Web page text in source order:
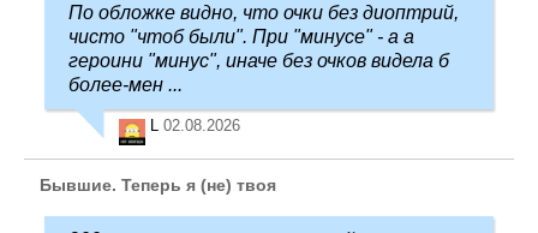
По обложке видно, что очки без диоптрий,
чисто "чтоб были". При "минусе" - а а
героини "минус", иначе без очков видела б
более-мен ...
L 02.08.2026
Бывшие. Теперь я (не) твоя